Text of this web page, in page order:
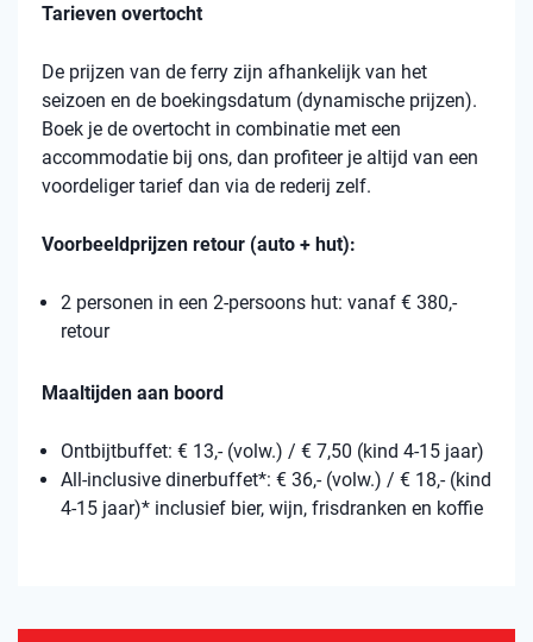
Tarieven overtocht
De prijzen van de ferry zijn afhankelijk van het
seizoen en de boekingsdatum (dynamische prijzen).
Boek je de overtocht in combinatie met een
accommodatie bij ons, dan profiteer je altijd van een
voordeliger tarief dan via de rederij zelf.
Voorbeeldprijzen retour (auto + hut):
2 personen in een 2-persoons hut: vanaf € 380,-
retour
Maaltijden aan boord
Ontbijtbuffet: € 13,- (volw.) / € 7,50 (kind 4-15 jaar)
All-inclusive dinerbuffet*: € 36,- (volw.) / € 18,- (kind
4-15 jaar)* inclusief bier, wijn, frisdranken en koffie